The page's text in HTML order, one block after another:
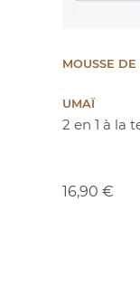
MOUSSE DE
UMAÏ
2 en 1 à la
16,90 €